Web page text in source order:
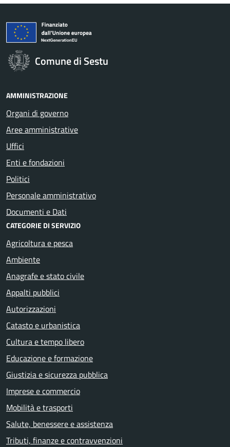
Comune di Sestu
AMMINISTRAZIONE
Organi di governo
Aree amministrative
Uffici
Enti e fondazioni
Politici
Personale amministrativo
Documenti e Dati
CATEGORIE DI SERVIZIO
Agricoltura e pesca
Ambiente
Anagrafe e stato civile
Appalti pubblici
Autorizzazioni
Catasto e urbanistica
Cultura e tempo libero
Educazione e formazione
Giustizia e sicurezza pubblica
Imprese e commercio
Mobilità e trasporti
Salute, benessere e assistenza
Tributi, finanze e contravvenzioni